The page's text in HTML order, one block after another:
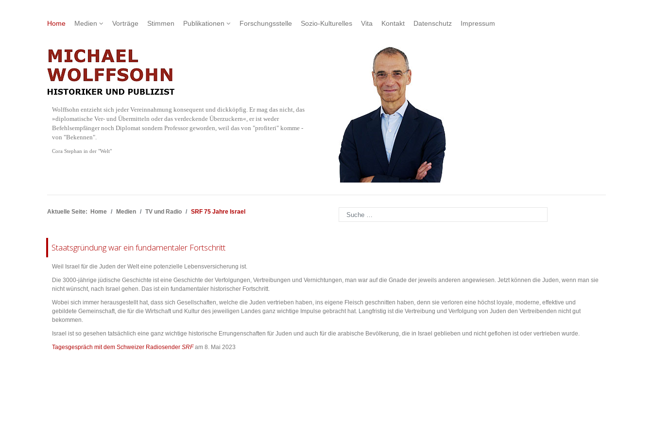
Home Medien Vorträge Stimmen Publikationen Forschungsstelle Sozio-Kulturelles Vita Kontakt Datenschutz Impressum
Wolffsohn entzieht sich jeder Vereinnahmung konsequent und dickköpfig. Er mag das nicht, das
»diplomatische Ver- und Übermitteln oder das verdeckende Überzuckern«, er ist weder
Befehlsempfänger noch Diplomat sondern Professor geworden, weil das von "profiteri" komme -
von "Bekennen".
Cora Stephan in der "Welt"
Aktuelle Seite: Home Medien TV und Radio SRF 75 Jahre Israel Suchen
Staatsgründung war ein fundamentaler Fortschritt
Weil Israel für die Juden der Welt eine potenzielle Lebensversicherung ist.
Die 3000-jährige jüdische Geschichte ist eine Geschichte der Verfolgungen, Vertreibungen und Vernichtungen, man war auf die Gnade der jeweils anderen angewiesen. Jetzt können die Juden, wenn man sie
nicht wünscht, nach Israel gehen. Das ist ein fundamentaler historischer Fortschritt.
Wobei sich immer herausgestellt hat, dass sich Gesellschaften, welche die Juden vertrieben haben, ins eigene Fleisch geschnitten haben, denn sie verloren eine höchst loyale, moderne, effektive und
gebildete Gemeinschaft, die für die Wirtschaft und Kultur des jeweiligen Landes ganz wichtige Impulse gebracht hat. Langfristig ist die Vertreibung und Verfolgung von Juden den Vertreibenden nicht gut
bekommen.
Israel ist so gesehen tatsächlich eine ganz wichtige historische Errungenschaften für Juden und auch für die arabische Bevölkerung, die in Israel geblieben und nicht geflohen ist oder vertrieben wurde.
Tagesgespräch mit dem Schweizer Radiosender SRFam 8. Mai 2023